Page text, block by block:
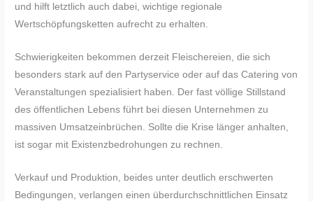
und hilft letztlich auch dabei, wichtige regionale
Wertschöpfungsketten aufrecht zu erhalten.
Schwierigkeiten bekommen derzeit Fleischereien, die sich
besonders stark auf den Partyservice oder auf das Catering von
Veranstaltungen spezialisiert haben. Der fast völlige Stillstand
des öffentlichen Lebens führt bei diesen Unternehmen zu
massiven Umsatzeinbrüchen. Sollte die Krise länger anhalten,
ist sogar mit Existenzbedrohungen zu rechnen.
Verkauf und Produktion, beides unter deutlich erschwerten
Bedingungen, verlangen einen überdurchschnittlichen Einsatz